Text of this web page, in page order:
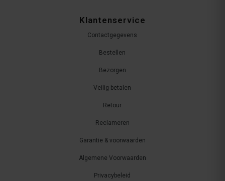
Klantenservice
Contactgegevens
Bestellen
Bezorgen
Veilig betalen
Retour
Reclameren
Garantie & voorwaarden
Algemene Voorwaarden
Privacybeleid